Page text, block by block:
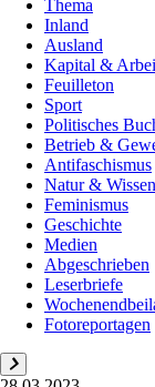
Thema
Inland
Ausland
Kapital &
Feuilleton
Sport
Politisches
Betrieb &
Antifaschismus
Natur &
Feminismus
Geschichte
Medien
Abgeschrieben
Leserbriefe
Fotoreportagen